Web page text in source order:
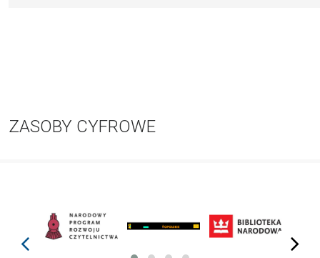
ZASOBY CYFROWE
prev next